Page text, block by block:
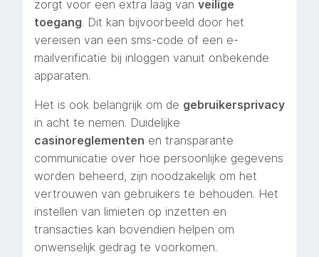
zorgt voor een extra laag van veilige
toegang. Dit kan bijvoorbeeld door het
vereisen van een sms-code of een e-
mailverificatie bij inloggen vanuit onbekende
apparaten.
Het is ook belangrijk om de gebruikersprivacy
in acht te nemen. Duidelijke
casinoreglementen en transparante
communicatie over hoe persoonlijke gegevens
worden beheerd, zijn noodzakelijk om het
vertrouwen van gebruikers te behouden. Het
instellen van limieten op inzetten en
transacties kan bovendien helpen om
onwenselijk gedrag te voorkomen.